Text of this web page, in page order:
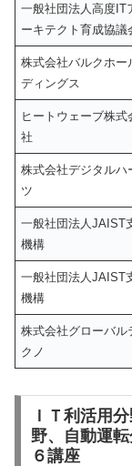
一般社団法人高度IT
ーキテクト育成協議
株式会社バルクホー
ディングス
ヒートウェーブ株式
社
株式会社デジタルハ
ツ
一般社団法人JAIST
機構
一般社団法人JAIST
機構
株式会社グローバル
クノ
ＩＴ利活用
野、自動運
６講座